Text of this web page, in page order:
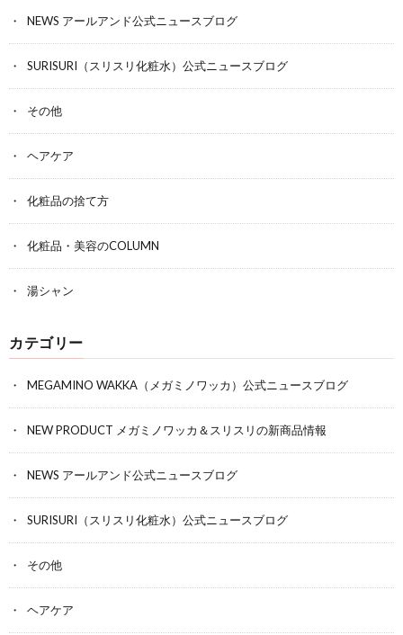
NEWS アールアンド公式ニュースブログ
SURISURI（スリスリ化粧水）公式ニュースブログ
その他
ヘアケア
化粧品の捨て方
化粧品・美容のCOLUMN
湯シャン
カテゴリー
MEGAMINO WAKKA（メガミノワッカ）公式ニュースブログ
NEW PRODUCT メガミノワッカ＆スリスリの新商品情報
NEWS アールアンド公式ニュースブログ
SURISURI（スリスリ化粧水）公式ニュースブログ
その他
ヘアケア